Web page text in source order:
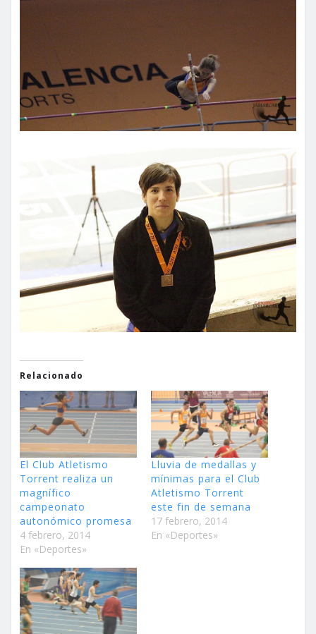
Relacionado
El Club Atletismo
Torrent realiza un
magnífico
campeonato
autonómico promesa
4 febrero, 2014
En «Deportes»
Lluvia de medallas y
mínimas para el Club
Atletismo Torrent
este fin de semana
17 febrero, 2014
En «Deportes»